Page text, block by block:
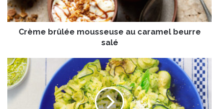
û
l
o
u
s
Crème brûlée mousseuse au caramel beurre
salé
T
o
r